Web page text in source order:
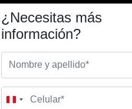
¿Necesitas más
información?
Peru